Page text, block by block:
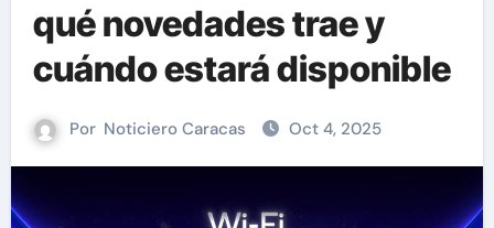
qué novedades trae y
cuándo estará disponible
Por Noticiero Caracas Oct 4, 2025